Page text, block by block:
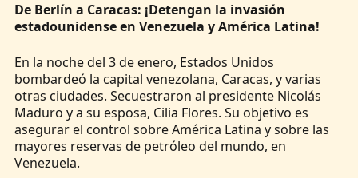
De Berlín a Caracas: ¡Detengan la invasión
estadounidense en Venezuela y América Latina!
En la noche del 3 de enero, Estados Unidos
bombardeó la capital venezolana, Caracas, y varias
otras ciudades. Secuestraron al presidente Nicolás
Maduro y a su esposa, Cilia Flores. Su objetivo es
asegurar el control sobre América Latina y sobre las
mayores reservas de petróleo del mundo, en
Venezuela.